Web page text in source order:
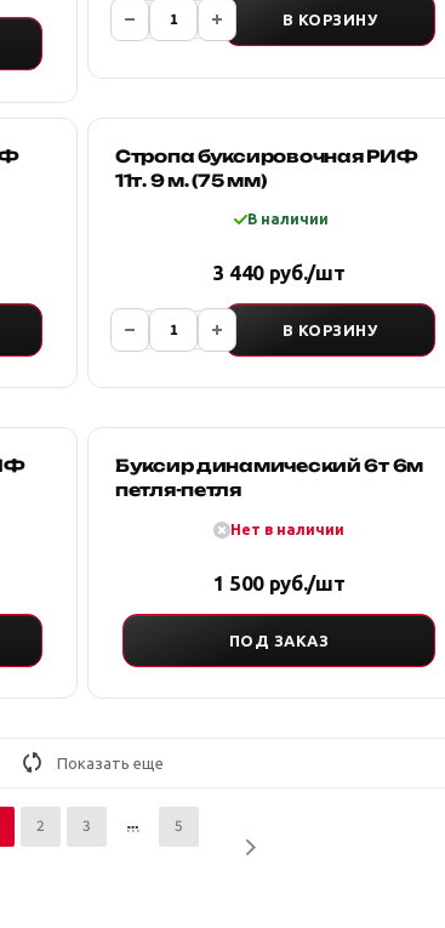
В КОРЗИНУ
Стропа буксировочная РИФ
11т. 9 м. (75 мм)
В наличии
3 440 руб./шт
В КОРЗИНУ
Буксир динамический 6т 6м
петля-петля
Нет в наличии
1 500 руб./шт
ПОД ЗАКАЗ
Показать еще
2 3 5